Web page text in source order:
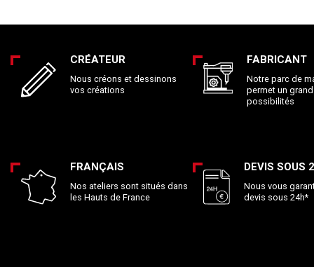
CRÉATEUR
Nous créons et dessinons
vos créations
FABRICANT
Notre parc de
permet un
possibilités
FRANÇAIS
Nos ateliers sont situés dans
les Hauts de France
DEVIS SOUS
Nous vous
devis sous 24h*